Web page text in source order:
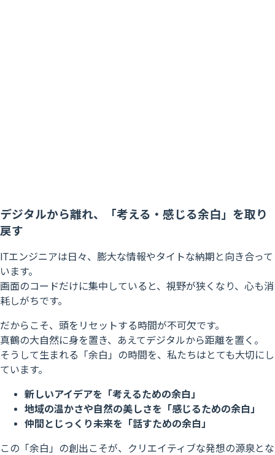
デジタルから離れ、「考える・感じる余白」を取り
戻す
ITエンジニアは日々、膨大な情報やタイトな納期と向き合って
います。
画面のコードだけに集中していると、視野が狭くなり、心も消
耗しがちです。
だからこそ、頭をリセットする時間が不可欠です。
真鶴の大自然に身を置き、あえてデジタルから距離を置く。
そうして生まれる「余白」の時間を、私たちはとても大切にし
ています。
新しいアイデアを「考えるための余白」
地域の温かさや自然の美しさを「感じるための余白」
仲間とじっくり未来を「話すための余白」
この「余白」の創出こそが、クリエイティブな発想の源泉とな